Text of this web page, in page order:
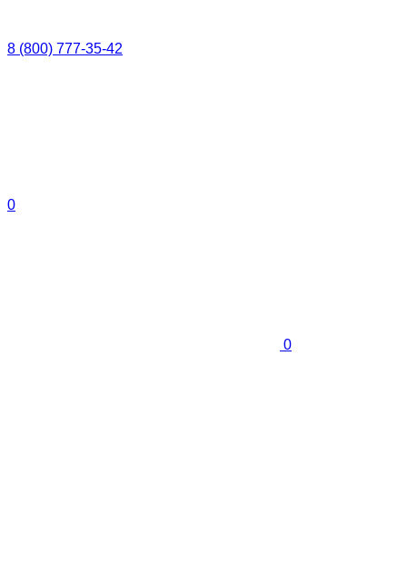
8 (800) 777-35-42
0
0